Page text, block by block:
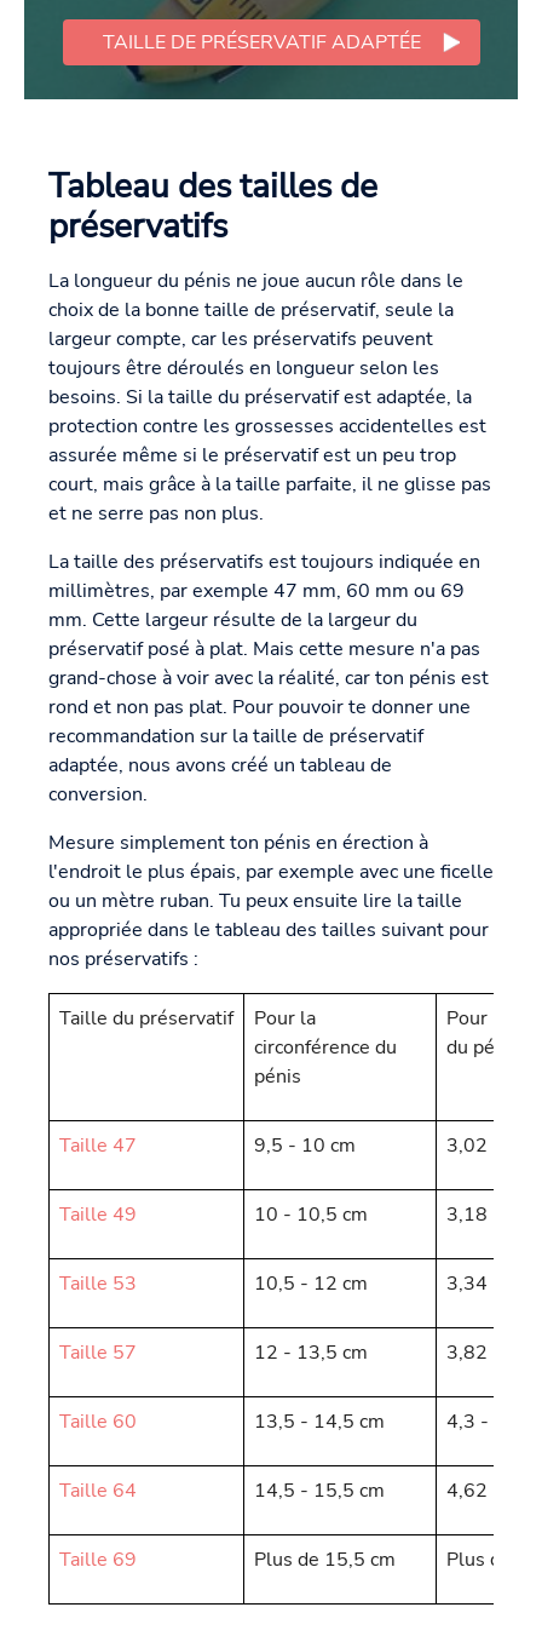
TAILLE DE PRÉSERVATIF ADAPTÉE
Tableau des tailles de
préservatifs
La longueur du pénis ne joue aucun rôle dans le
choix de la bonne taille de préservatif, seule la
largeur compte, car les préservatifs peuvent
toujours être déroulés en longueur selon les
besoins. Si la taille du préservatif est adaptée, la
protection contre les grossesses accidentelles est
assurée même si le préservatif est un peu trop
court, mais grâce à la taille parfaite, il ne glisse pas
et ne serre pas non plus.
La taille des préservatifs est toujours indiquée en
millimètres, par exemple 47 mm, 60 mm ou 69
mm. Cette largeur résulte de la largeur du
préservatif posé à plat. Mais cette mesure n'a pas
grand-chose à voir avec la réalité, car ton pénis est
rond et non pas plat. Pour pouvoir te donner une
recommandation sur la taille de préservatif
adaptée, nous avons créé un tableau de
conversion.
Mesure simplement ton pénis en érection à
l'endroit le plus épais, par exemple avec une ficelle
ou un mètre ruban. Tu peux ensuite lire la taille
appropriée dans le tableau des tailles suivant pour
nos préservatifs :
Taille du préservatif
Pour la
circonférence du
pénis
Pour le
du pénis
Taille 47 9,5 - 10 cm 3,02 -
Taille 49 10 - 10,5 cm 3,18 -
Taille 53 10,5 - 12 cm 3,34 -
Taille 57 12 - 13,5 cm 3,82 - 4,3
Taille 60 13,5 - 14,5 cm 4,3 - 4,62
Taille 64 14,5 - 15,5 cm 4,62 -
Taille 69 Plus de 15,5 cm Plus de